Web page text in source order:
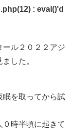
: eval()'d
ル２０２２アジ
した。
眠を取ってから試
時半頃に起きて